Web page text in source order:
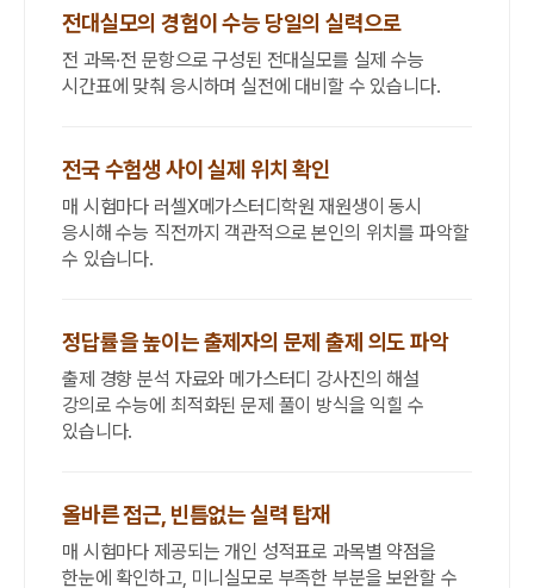
전대실모의 경험이 수능 당일의 실력으로
전 과목·전 문항으로 구성된 전대실모를 실제 수능
시간표에 맞춰 응시하며 실전에 대비할 수 있습니다.
전국 수험생 사이 실제 위치 확인
매 시험마다 러셀X메가스터디학원 재원생이 동시
응시해 수능 직전까지 객관적으로 본인의 위치를 파악할
수 있습니다.
정답률을 높이는 출제자의 문제 출제 의도 파악
출제 경향 분석 자료와 메가스터디 강사진의 해설
강의로 수능에 최적화된 문제 풀이 방식을 익힐 수
있습니다.
올바른 접근, 빈틈없는 실력 탑재
매 시험마다 제공되는 개인 성적표로 과목별 약점을
한눈에 확인하고, 미니실모로 부족한 부분을 보완할 수